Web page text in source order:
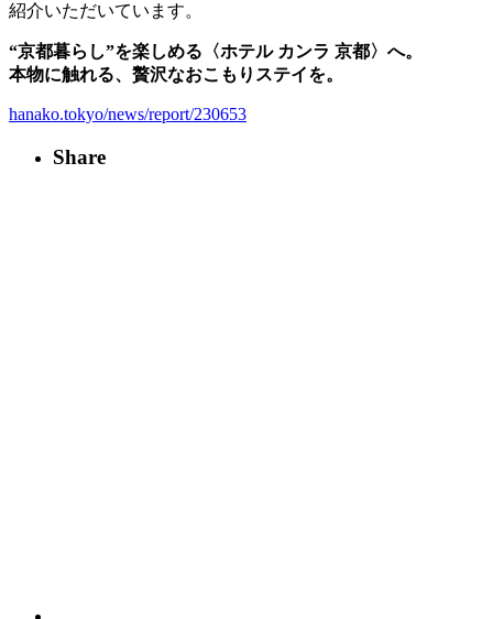
紹介いただいています。
“京都暮らし”を楽しめる〈ホテル カンラ 京都〉へ。
本物に触れる、贅沢なおこもりステイを。
hanako.tokyo/news/report/230653
Share